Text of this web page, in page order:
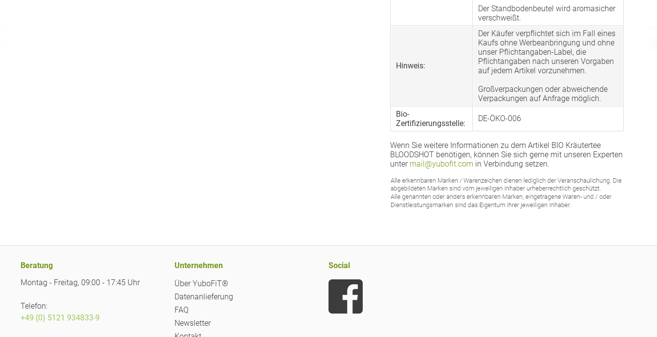
Der Standbodenbeutel wird aromasicher
verschweißt.
Hinweis:
Der Käufer verpflichtet sich im Fall eines
Kaufs ohne Werbeanbringung und ohne
unser Pflichtangaben-Label, die
Pflichtangaben nach unseren Vorgaben
auf jedem Artikel vorzunehmen.
Großverpackungen oder abweichende
Verpackungen auf Anfrage möglich.
Bio-
Zertifizierungsstelle:
DE-ÖKO-006
Wenn Sie weitere Informationen zu dem Artikel BIO Kräutertee
BLOODSHOT benötigen, können Sie sich gerne mit unseren Experten
unter mail@yubofit.com in Verbindung setzen.
Beratung
Montag - Freitag, 09:00 - 17:45 Uhr
Telefon:
+49 (0) 5121 934833-9
Unternehmen
Über YuboFiT®
Datenanlieferung
FAQ
Newsletter
Social